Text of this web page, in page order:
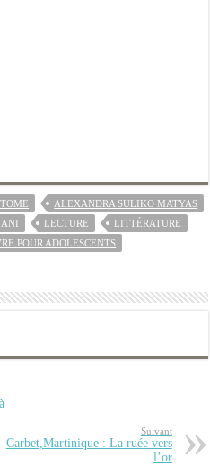
ALEXANDRA SULIKO MATYAS
LECTURE
LITTÉRATURE
POUR ADOLESCENTS
Suivant
Carbet,Martinique : La ruée vers
l’or